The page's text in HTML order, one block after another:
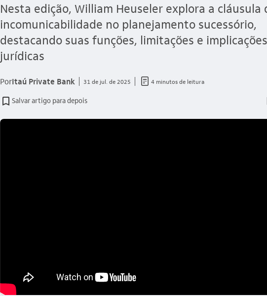
Nesta edição, William Heuseler explora a cláusula
incomunicabilidade no planejamento sucessório,
destacando suas funções, limitações e implicações
jurídicas
PorItaú Private Bank 31 de jul. de 2025 documento_outline 4 minutos de leitura
Salvar artigo para depois